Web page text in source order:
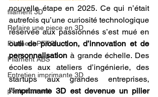
filament 3D
Refaire une piece en 3D
Filament PETG
Filament ABS
Entretien imprimante 3D
postraitement
nouvelle étape en 2025. Ce qui n’était
autrefois qu’une curiosité technologique
outil de production, d’innovation et de
personnalisation à grande échelle. Des
écoles aux ateliers d’ingénierie, des
l’imprimante 3D est devenue un pilier